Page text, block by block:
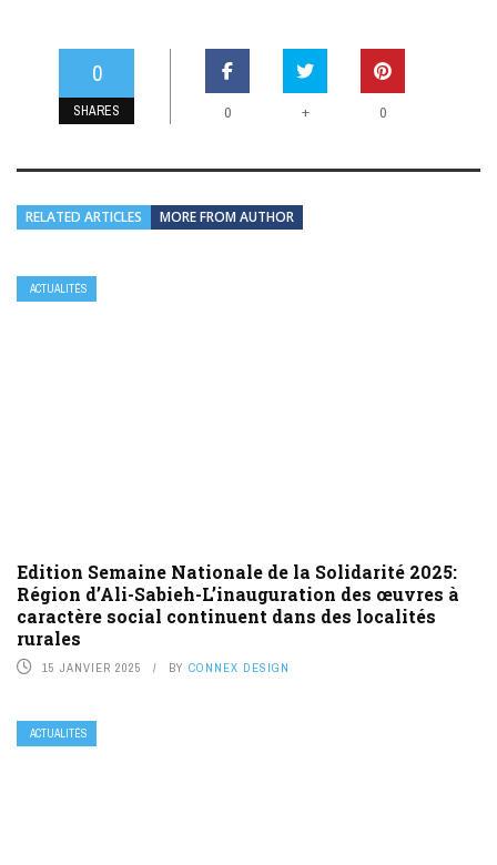
0
SHARES 0 + 0
RELATED ARTICLES MORE FROM AUTHOR
ACTUALITÉS
Edition Semaine Nationale de la Solidarité 2025:
Région d’Ali-Sabieh-L’inauguration des œuvres à
caractère social continuent dans des localités
rurales
15 JANVIER 2025 BY CONNEX DESIGN
ACTUALITÉS